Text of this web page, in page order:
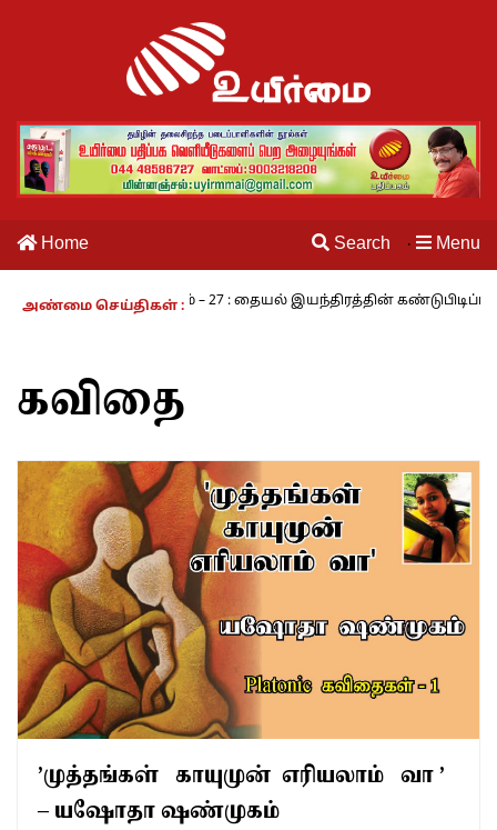
Home Search · Menu
அண்மை செய்திகள் :
வாழும் காலம் – 27 : தையல் இயந்திரத்தின் கண்டுபிடிப்பாளர் யார்? -
கவிதை
’முத்தங்கள் காயுமுன் எரியலாம் வா ’
– யஷோதா ஷண்முகம்